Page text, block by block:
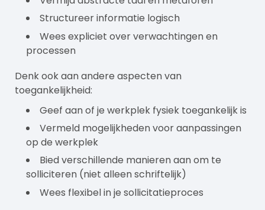
Structureer informatie logisch
Wees expliciet over verwachtingen en
processen
Denk ook aan andere aspecten van
toegankelijkheid:
Geef aan of je werkplek fysiek toegankelijk is
Vermeld mogelijkheden voor aanpassingen
op de werkplek
Bied verschillende manieren aan om te
solliciteren (niet alleen schriftelijk)
Wees flexibel in je sollicitatieproces